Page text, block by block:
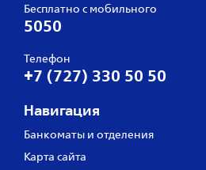
Бесплатно с мобильного
5050
Телефон
+7 (727) 330 50 50
Навигация
Банкоматы и отделения
Карта сайта